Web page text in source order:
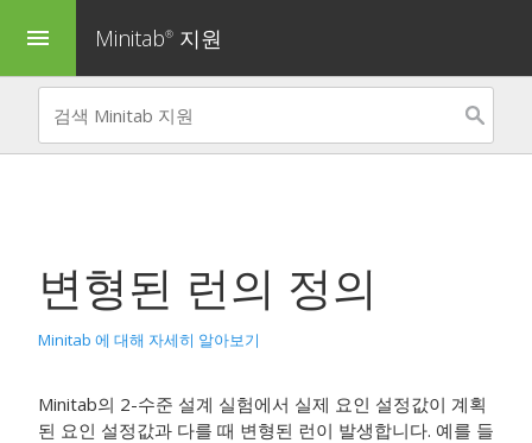
menu Minitab® 지원
변형된 런의 정의
Minitab 에 대해 자세히 알아보기
Minitab의 2-수준 설계 실험에서 실제 요인 설정값이 계획
된 요인 설정값과 다를 때 변형된 런이 발생합니다. 예를 들